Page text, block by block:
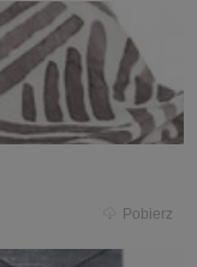
Pobierz